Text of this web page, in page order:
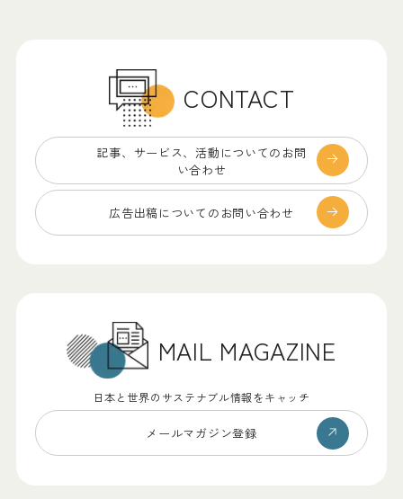
CONTACT
記事、サービス、 活動についてのお問
い合わせ
広告出稿についての お問い合わせ
MAIL MAGAZINE
日本と世界のサステナブル情報をキャッチ
メールマガジン登録